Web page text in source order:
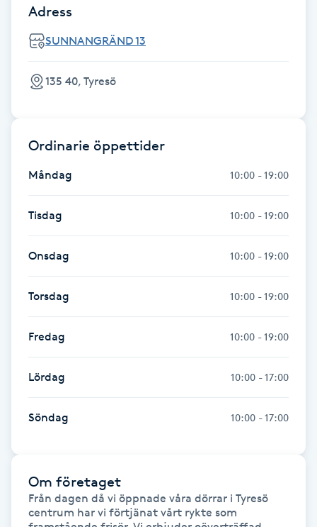
Keratinbehandling
Kinesiologi
Kinesisk medicin
Klangmassage
Klippning
Klippning & Slingor
Klippning ungdom
Koppningsmassage
Kroppsinpackning
Kroppspeeling
Adress
SUNNANGRÄND 13
135 40, Tyresö
Ordinarie öppettider
Måndag 10:00 - 19:00
Tisdag 10:00 - 19:00
Onsdag 10:00 - 19:00
Torsdag 10:00 - 19:00
Fredag 10:00 - 19:00
Lördag 10:00 - 17:00
Söndag 10:00 - 17:00
Om företaget
Från dagen då vi öppnade våra dörrar i Tyresö
centrum har vi förtjänat vårt rykte som